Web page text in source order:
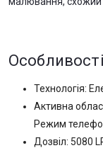
Технологія:
Активна
Режим
Дозвіл: 5080